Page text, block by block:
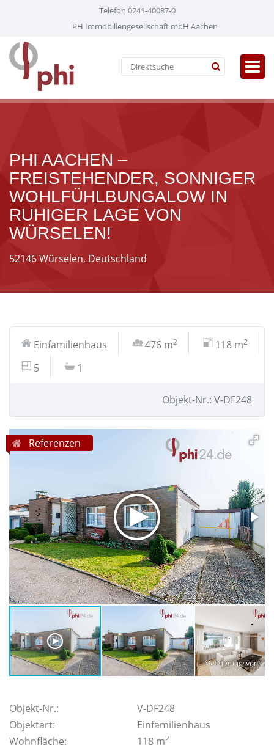
Telefon 0241-40087-0
PH Immobiliengesellschaft mbH Aachen
PHI AACHEN –
FREISTEHENDER, SONNIGER
WOHLFÜHLBUNGALOW IN
RUHIGER LAGE VON
WÜRSELEN!
52146 Würselen, Deutschland
Einfamilienhaus 476 m2 118 m2
5 1
Objekt-Nr.: V-DF248
Referenzen
Objekt-Nr.:
V-DF248
Objektart:
Einfamilienhaus
Wohnfläche:
118 m2